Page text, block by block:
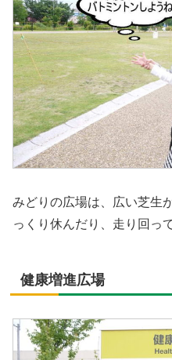
みどりの広場は、広い芝生
っくり休んだり、走り回っ
健康増進広場